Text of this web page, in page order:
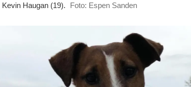
Kevin Haugan (19). Foto: Espen Sanden